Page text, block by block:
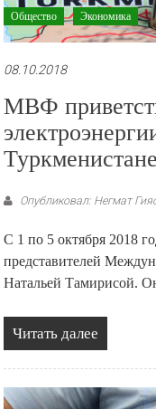
Общество Экономика
08.10.2018
МВФ
Туркменистане
Опубликовал: Негмат
С 1 по 5 октября 2018
представителей
Натальей Тамирисой.
Читать далее